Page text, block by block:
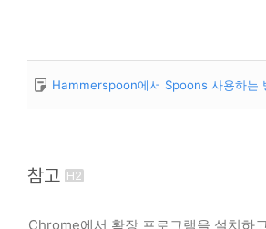
Hammerspoon에서 Spoons 사용하는
참고
Chrome에서 확장 프로그램을 설치하